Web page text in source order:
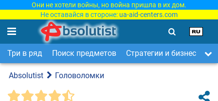
Они не хотели войны, но война пришла в их дом.
Не оставайся в стороне: ua-aid-centers.com
Три в ряд Поиск предметов Стратегии и бизнес
Absolutist Головоломки